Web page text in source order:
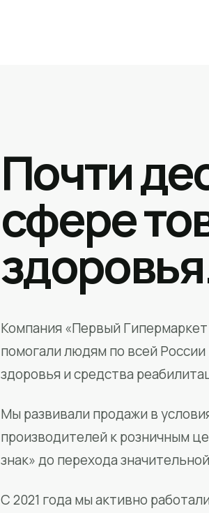
Почти
сфере
Компания «Первый
помогали людям по всей
здоровья и средства
Мы развивали продажи в
производителей к розничным
знак» до перехода
С 2021 года мы активно